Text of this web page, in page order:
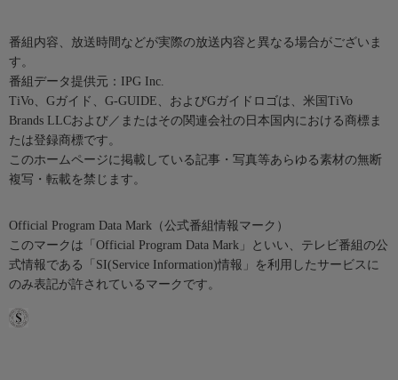
番組内容、放送時間などが実際の放送内容と異なる場合がございま
す。
番組データ提供元：IPG Inc.
TiVo、Gガイド、G-GUIDE、およびGガイドロゴは、米国TiVo
Brands LLCおよび／またはその関連会社の日本国内における商標ま
たは登録商標です。
このホームページに掲載している記事・写真等あらゆる素材の無断
複写・転載を禁じます。
Official Program Data Mark（公式番組情報マーク）
このマークは「Official Program Data Mark」といい、テレビ番組の公
式情報である「SI(Service Information)情報」を利用したサービスに
のみ表記が許されているマークです。